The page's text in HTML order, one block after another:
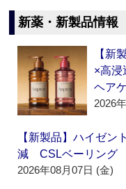
新薬・新製品情報
【新
×高浸
ヘア
2026
【新製品】ハイゼン
減 CSLベーリング
2026年08月07日 (金)